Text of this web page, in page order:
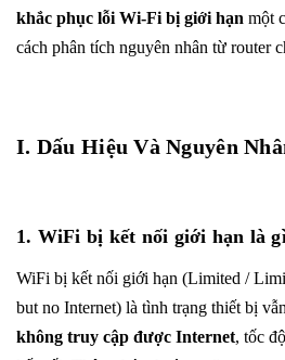
khắc phục lỗi Wi-Fi bị giới hạn một
cách phân tích nguyên nhân từ router
I. Dấu Hiệu Và Nguyên
1. WiFi bị kết nối giới hạn là
WiFi bị kết nối giới hạn (Limited /
but no Internet) là tình trạng thiết bị
không truy cập được Internet, tốc